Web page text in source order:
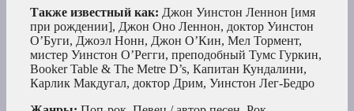
Также известный как: Джон Уинстон Леннон [имя
при рождении], Джон Оно Леннон, доктор Уинстон
О’Буги, Джоэл Нонн, Джон О’Кин, Мел Тормент,
мистер Уинстон О’Регги, преподобный Тумс Гуркин,
Booker Table & The Metre D’s, Капитан Кундалини,
Карлик Макдугал, доктор Дрим, Уинстон Лег-Бедро